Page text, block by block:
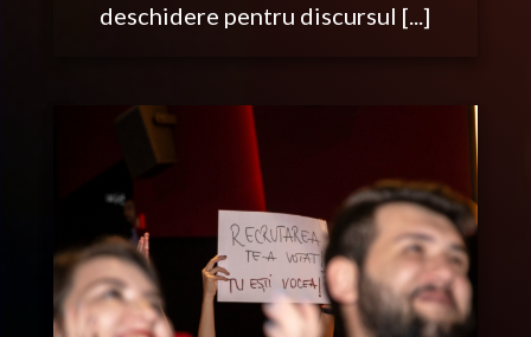
deschidere pentru discursul [...]